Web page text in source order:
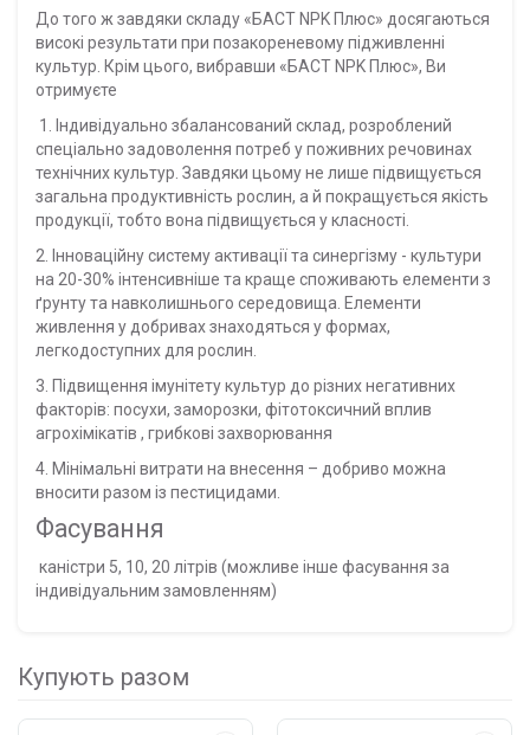
До того ж завдяки складу «БАСТ NPK Плюс» досягаються
високі результати при позакореневому підживленні
культур. Крім цього, вибравши «БАСТ NPK Плюс», Ви
отримуєте
1. Індивідуально збалансований склад, розроблений
спеціально задоволення потреб у поживних речовинах
технічних культур. Завдяки цьому не лише підвищується
загальна продуктивність рослин, а й покращується якість
продукції, тобто вона підвищується у класності.
2. Інноваційну систему активації та синергізму - культури
на 20-30% інтенсивніше та краще споживають елементи з
ґрунту та навколишнього середовища. Елементи
живлення у добривах знаходяться у формах,
легкодоступних для рослин.
3. Підвищення імунітету культур до різних негативних
факторів: посухи, заморозки, фітотоксичний вплив
агрохімікатів , грибкові захворювання
4. Мінімальні витрати на внесення – добриво можна
вносити разом із пестицидами.
Фасування
каністри 5, 10, 20 літрів (можливе інше фасування за
індивідуальним замовленням)
Купують разом